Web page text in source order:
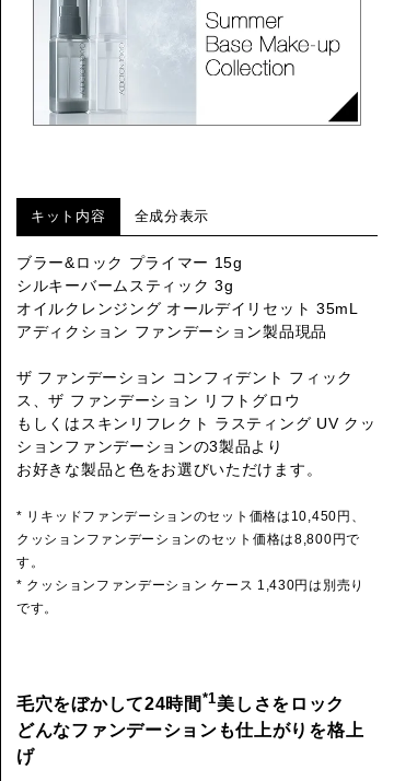
キット内容 全成分表示
ブラー&ロック プライマー 15g
シルキーバームスティック 3g
オイルクレンジング オールデイリセット 35mL
アディクション ファンデーション製品現品
ザ ファンデーション コンフィデント フィック
ス、ザ ファンデーション リフトグロウ
もしくはスキンリフレクト ラスティング UV クッ
ションファンデーションの3製品より
お好きな製品と色をお選びいただけます。
* リキッドファンデーションのセット価格は10,450円、
クッションファンデーションのセット価格は8,800円で
す。
* クッションファンデーション ケース 1,430円は別売り
です。
毛穴をぼかして24時間 *1美しさをロック
どんなファンデーションも仕上がりを格上
げ